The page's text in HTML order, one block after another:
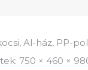
Al-ház, PP-
750 × 460 ×